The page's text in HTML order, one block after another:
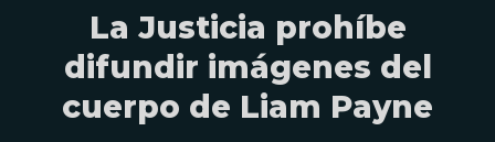
La Justicia prohíbe
difundir imágenes del
cuerpo de Liam Payne